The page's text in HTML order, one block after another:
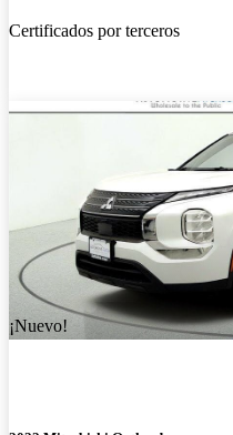
Certificados por terceros
¡Nuevo!